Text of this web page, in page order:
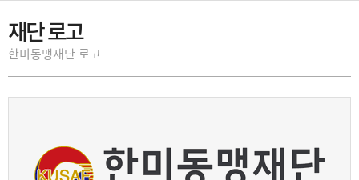
재단 로고
한미동맹재단 로고